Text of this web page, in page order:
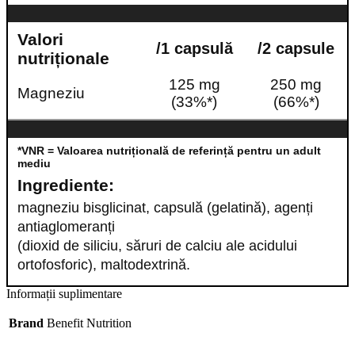
Valori
nutriționale
/1 capsulă /2 capsule
Magneziu
125 mg
(33%*)
250 mg
(66%*)
*VNR = Valoarea nutrițională de referință pentru un adult
mediu
Ingrediente:
magneziu bisglicinat, capsulă (gelatină), agenți
antiaglomeranți
(dioxid de siliciu, săruri de calciu ale acidului
ortofosforic), maltodextrină.
Informații suplimentare
Brand Benefit Nutrition